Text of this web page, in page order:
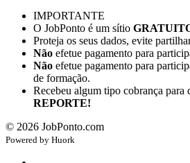
IMPORTANTE
O JobPonto é um sítio
Proteja os seus dados, evite
Não efetue pagamento para
Não efetue pagamento para
de formação.
Recebeu algum tipo cobrança para
REPORTE!
© 2026 JobPonto.com
Powered by Huork